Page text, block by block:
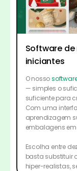
Software
iniciantes
O nosso
— simples o
suficiente para
Com uma
aprendizagem
embalagens
Escolha entre
basta substituir
hiper-realistas,